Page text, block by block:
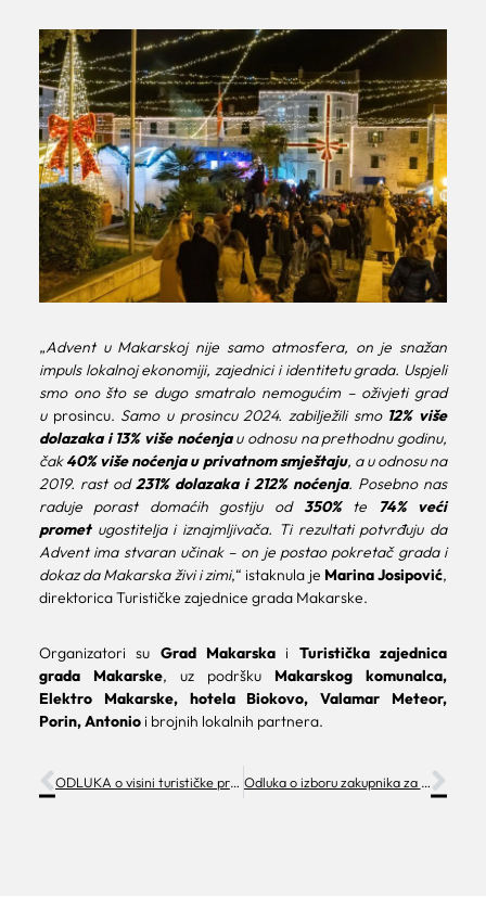
„Advent u Makarskoj nije samo atmosfera, on je snažan
impuls lokalnoj ekonomiji, zajednici i identitetu grada. Uspjeli
smo ono što se dugo smatralo nemogućim – oživjeti grad
uprosincu. Samo u prosincu 2024. zabilježili smo 12% više
dolazaka i 13% više noćenjau odnosu na prethodnu godinu,
čak40% više noćenja u privatnom smještaju, a u odnosu na
2019. rast od231% dolazaka i 212% noćenja. Posebno nas
raduje porast domaćih gostiju od 350%te 74% veći
prometugostitelja i iznajmljivača. Ti rezultati potvrđuju da
Advent ima stvaran učinak – on je postao pokretač grada i
dokaz da Makarska živi i zimi,“ istaknula je Marina Josipović,
direktorica Turističke zajednice grada Makarske.
Organizatori su Grad Makarska i Turistička zajednica
grada Makarske, uz podršku Makarskog komunalca,
Elektro Makarske, hotela Biokovo, Valamar Meteor,
Porin, Antonioi brojnih lokalnih partnera.
ODLUKA o visini turističke pristojbe na području SDŽ za 2026. godinu Odluka o izboru zakupnika za kućice Advent Makarska 2025